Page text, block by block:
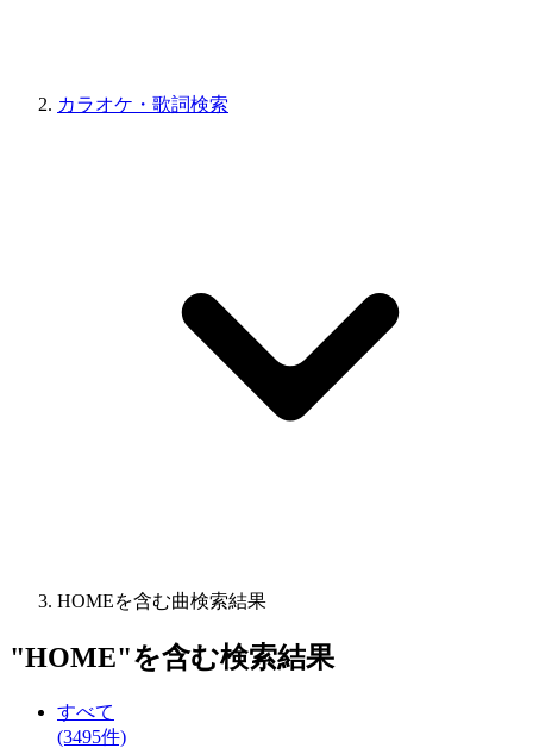
カラオケ・歌詞検索
HOMEを含む曲検索結果
"HOME"を含む検索結果
すべて
(3495件)